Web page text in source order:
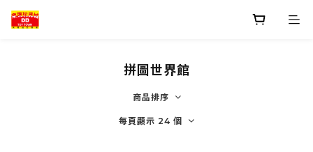
拼圖世界館
商品排序
每頁顯示 24 個